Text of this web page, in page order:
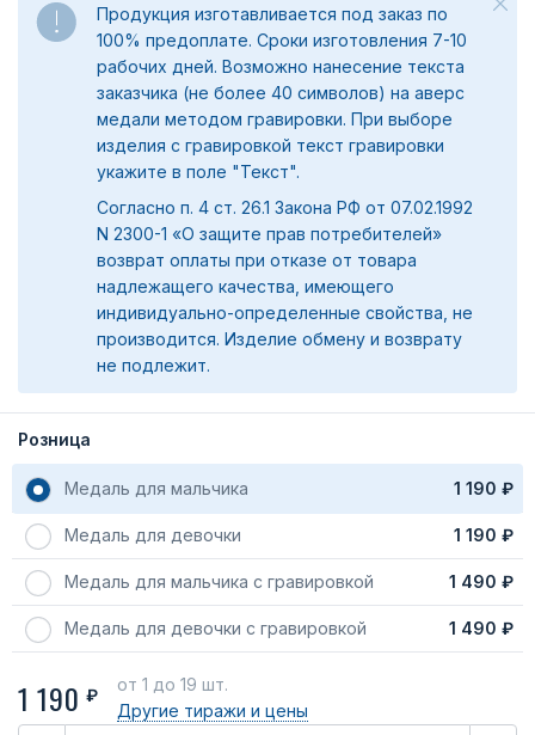
Продукция изготавливается под заказ по
100% предоплате. Сроки изготовления 7-10
рабочих дней. Возможно нанесение текста
заказчика (не более 40 символов) на аверс
медали методом гравировки. При выборе
изделия с гравировкой текст гравировки
укажите в поле "Текст".
Согласно п. 4 ст. 26.1 Закона РФ от 07.02.1992
N 2300-1 «О защите прав потребителей»
возврат оплаты при отказе от товара
надлежащего качества, имеющего
индивидуально-определенные свойства, не
производится. Изделие обмену и возврату
не подлежит.
Розница
Медаль для мальчика 1 190 ₽
Медаль для девочки 1 190 ₽
Медаль для мальчика с гравировкой 1 490 ₽
Медаль для девочки с гравировкой 1 490 ₽
1 190 ₽
от 1 до 19 шт.
Другие тиражи и цены